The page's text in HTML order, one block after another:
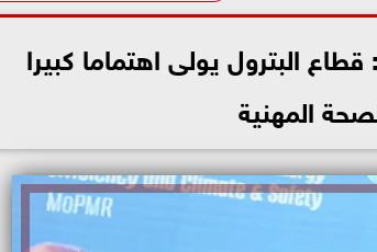
البترول يولى اهتماما كبيرا
المهنية